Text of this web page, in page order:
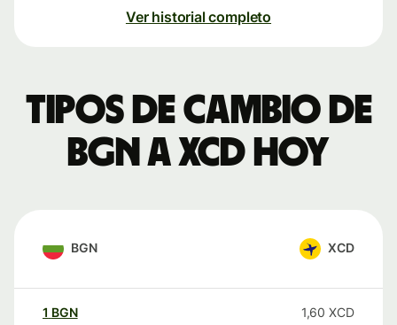
Ver historial completo
Tipos de cambio de
BGN a XCD hoy
BGN XCD
1 BGN 1,60 XCD